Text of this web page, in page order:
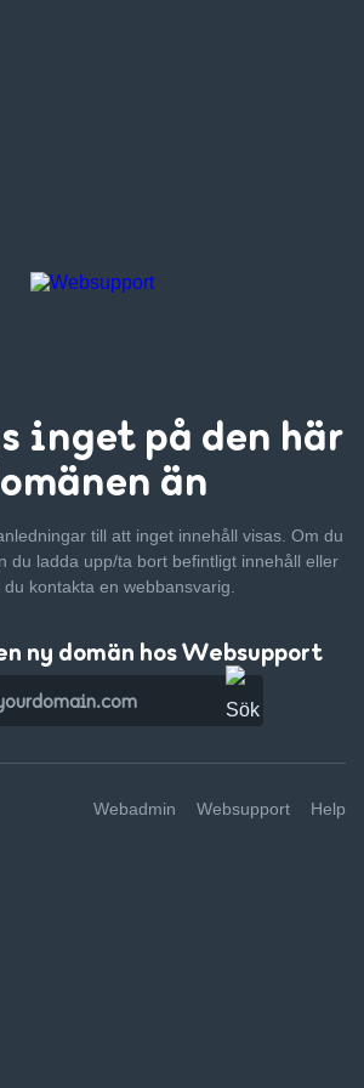
inget på den här
än
till att inget innehåll visas. Om du
du ladda upp/ta bort befintligt innehåll eller
kontakta en webbansvarig.
ny domän hos Websupport
Webadmin Websupport Help